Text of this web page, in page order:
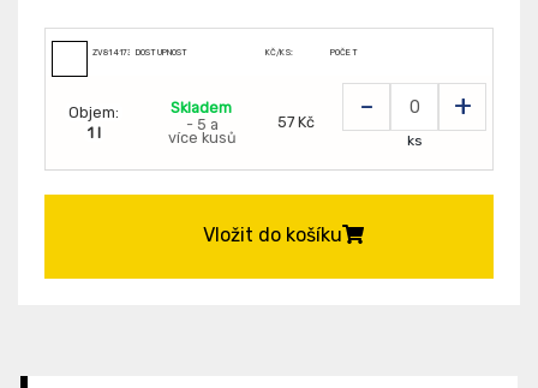
ZV81417333DOSTUPNOST KČ/KS: POČET
Objem:
1 l
Skladem
- 5 a
více kusů
57 Kč - +
ks
Vložit do košíku